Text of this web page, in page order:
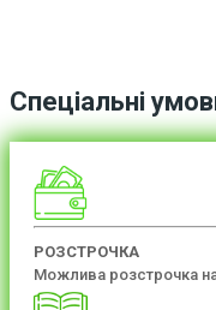
Спеціальні
РОЗСТРОЧКА
Можлива розстрочка